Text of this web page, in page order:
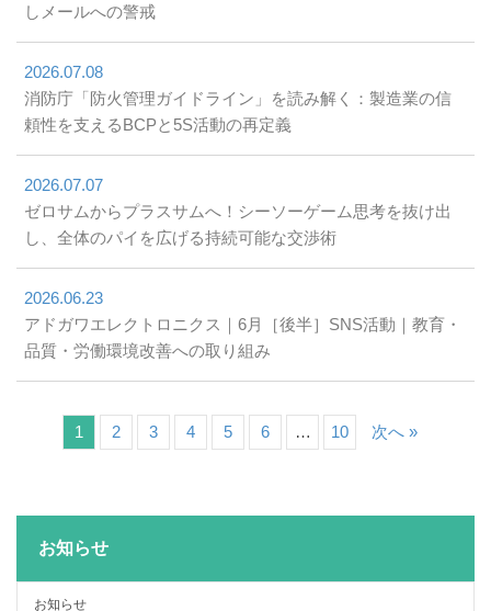
しメールへの警戒
2026.07.08
消防庁「防火管理ガイドライン」を読み解く：製造業の信
頼性を支えるBCPと5S活動の再定義
2026.07.07
ゼロサムからプラスサムへ！シーソーゲーム思考を抜け出
し、全体のパイを広げる持続可能な交渉術
2026.06.23
アドガワエレクトロニクス｜6月［後半］SNS活動｜教育・
品質・労働環境改善への取り組み
1 2 3 4 5 6 … 10 次へ »
お知らせ
お知らせ